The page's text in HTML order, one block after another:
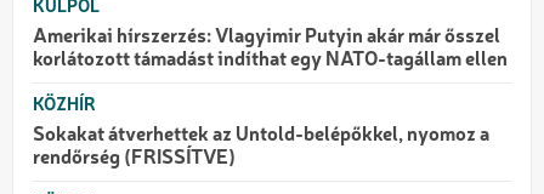
KÜLPOL
Amerikai hírszerzés: Vlagyimir Putyin akár már ősszel
korlátozott támadást indíthat egy NATO-tagállam ellen
KÖZHÍR
Sokakat átverhettek az Untold-belépőkkel, nyomoz a
rendőrség (FRISSÍTVE)